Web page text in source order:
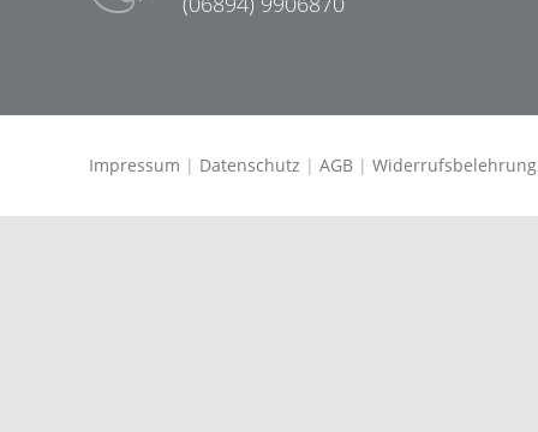
Impressum | Datenschutz | AGB | Widerrufsbelehrung